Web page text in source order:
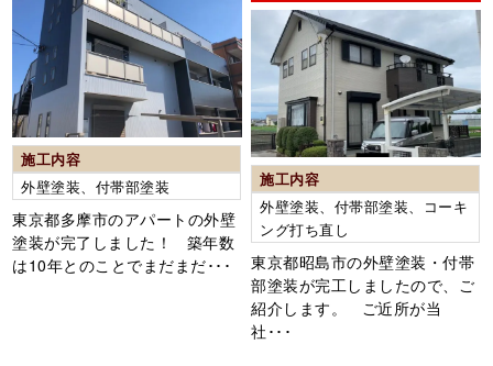
施工内容
外壁塗装、付帯部塗装
東京都多摩市のアパートの外壁
塗装が完了しました！ 築年数
は10年とのことでまだまだ･･･
施工内容
外壁塗装、付帯部塗装、コーキ
ング打ち直し
東京都昭島市の外壁塗装・付帯
部塗装が完工しましたので、ご
紹介します。 ご近所が当
社･･･